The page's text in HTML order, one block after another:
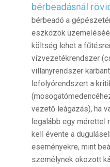
bérbeadásnál
bérbeadó a
eszközök
költség lehet a
vízvezetékrendszer
villanyrendszer
lefolyórendszert a
vezető leágazás), ha
legalább egy mérettel
kell évente a
eseményekre, mint
személynek okozott